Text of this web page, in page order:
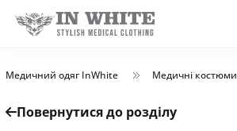
Медичний одяг InWhite Медичні костюми
Повернутися до розділу